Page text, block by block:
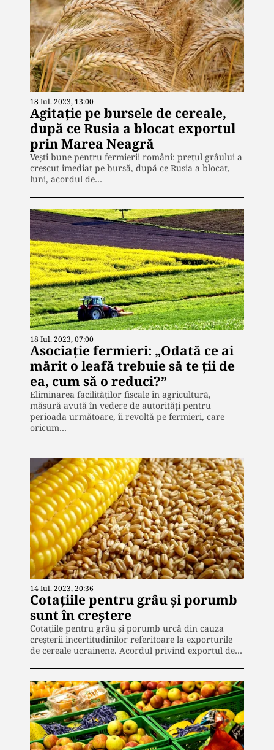
18 Iul. 2023, 13:00
Agitație pe bursele de cereale,
după ce Rusia a blocat exportul
prin Marea Neagră
Vești bune pentru fermierii români: prețul grâului a
crescut imediat pe bursă, după ce Rusia a blocat,
luni, acordul de…
18 Iul. 2023, 07:00
Asociație fermieri: „Odată ce ai
mărit o leafă trebuie să te ții de
ea, cum să o reduci?”
Eliminarea facilităților fiscale în agricultură,
măsură avută în vedere de autorități pentru
perioada următoare, îi revoltă pe fermieri, care
oricum…
14 Iul. 2023, 20:36
Cotațiile pentru grâu și porumb
sunt în creștere
Cotațiile pentru grâu și porumb urcă din cauza
creșterii incertitudinilor referitoare la exporturile
de cereale ucrainene. Acordul privind exportul de…